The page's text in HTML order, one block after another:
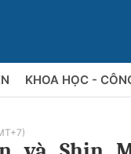
KHOA HỌC -